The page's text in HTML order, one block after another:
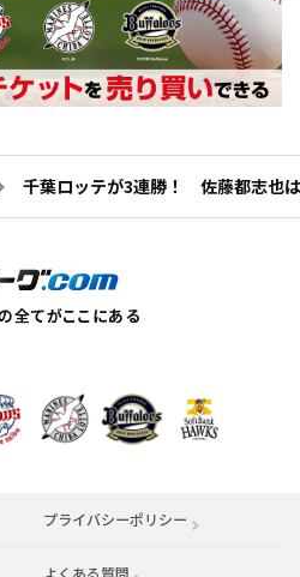
千葉ロッテが3連勝！ 佐藤都志也
プライバシーポリシー
よくある質問